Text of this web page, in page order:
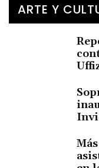
ARTE Y